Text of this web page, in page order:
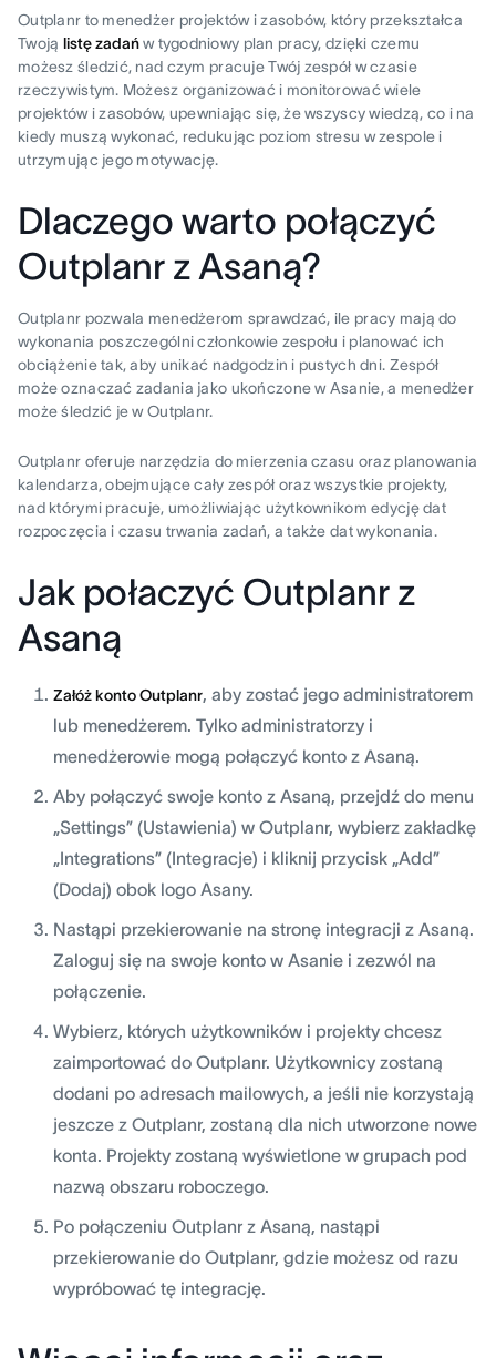
Outplanr to menedżer projektów i zasobów, który przekształca
Twoją listę zadańw tygodniowy plan pracy, dzięki czemu
możesz śledzić, nad czym pracuje Twój zespół w czasie
rzeczywistym. Możesz organizować i monitorować wiele
projektów i zasobów, upewniając się, że wszyscy wiedzą, co i na
kiedy muszą wykonać, redukując poziom stresu w zespole i
utrzymując jego motywację.
Dlaczego warto połączyć
Outplanr z Asaną?
Outplanr pozwala menedżerom sprawdzać, ile pracy mają do
wykonania poszczególni członkowie zespołu i planować ich
obciążenie tak, aby unikać nadgodzin i pustych dni. Zespół
może oznaczać zadania jako ukończone w Asanie, a menedżer
może śledzić je w Outplanr.
Outplanr oferuje narzędzia do mierzenia czasu oraz planowania
kalendarza, obejmujące cały zespół oraz wszystkie projekty,
nad którymi pracuje, umożliwiając użytkownikom edycję dat
rozpoczęcia i czasu trwania zadań, a także dat wykonania.
Jak połaczyć Outplanr z
Asaną
Załóż konto Outplanr, aby zostać jego administratorem
lub menedżerem. Tylko administratorzy i
menedżerowie mogą połączyć konto z Asaną.
Aby połączyć swoje konto z Asaną, przejdź do menu
„Settings” (Ustawienia) w Outplanr, wybierz zakładkę
„Integrations” (Integracje) i kliknij przycisk „Add”
(Dodaj) obok logo Asany.
Nastąpi przekierowanie na stronę integracji z Asaną.
Zaloguj się na swoje konto w Asanie i zezwól na
połączenie.
Wybierz, których użytkowników i projekty chcesz
zaimportować do Outplanr. Użytkownicy zostaną
dodani po adresach mailowych, a jeśli nie korzystają
jeszcze z Outplanr, zostaną dla nich utworzone nowe
konta. Projekty zostaną wyświetlone w grupach pod
nazwą obszaru roboczego.
Po połączeniu Outplanr z Asaną, nastąpi
przekierowanie do Outplanr, gdzie możesz od razu
wypróbować tę integrację.